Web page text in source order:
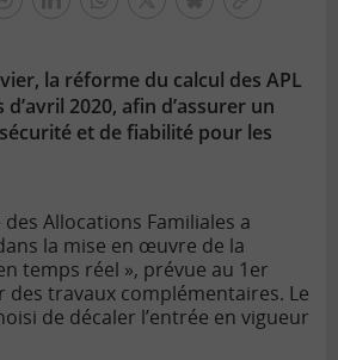
la réforme du calcul des APL
2020, afin d’assurer un
et de fiabilité pour les
Allocations Familiales a
la mise en œuvre de la
temps réel », prévue au 1er
des travaux complémentaires. Le
de décaler l’entrée en vigueur